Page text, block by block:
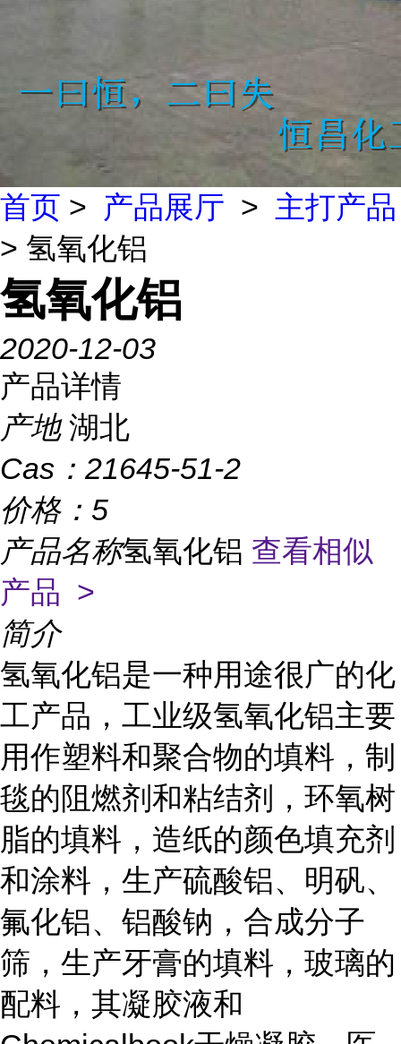
首页 > 产品展厅 > 主打产品
> 氢氧化铝
氢氧化铝
2020-12-03
产品详情
产地 湖北
Cas： 21645-51-2
价格： 5
产品名称氢氧化铝 查看相似
产品 >
简介
氢氧化铝是一种用途很广的化
工产品，工业级氢氧化铝主要
用作塑料和聚合物的填料，制
毯的阻燃剂和粘结剂，环氧树
脂的填料，造纸的颜色填充剂
和涂料，生产硫酸铝、明矾、
氟化铝、铝酸钠，合成分子
筛，生产牙膏的填料，玻璃的
配料，其凝胶液和